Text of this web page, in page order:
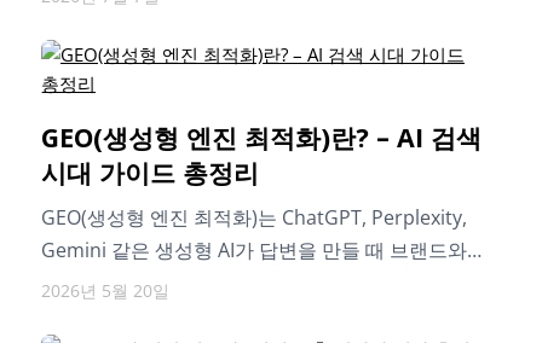
GEO(생성형 엔진 최적화)란? – AI 검색
시대 가이드 총정리
GEO(생성형 엔진 최적화)는 ChatGPT, Perplexity,
Gemini 같은 생성형 AI가 답변을 만들 때 브랜드와
콘텐츠를 인용하도록 설계하는 전략입니다. AI…
2026년 5월 20일